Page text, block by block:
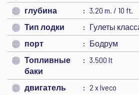
глубина
3,20 m. / 10 ft.
Тип лодки
Гулеты
порт
Бодрум
Топливные
баки
3.500 lt
двигатель
2 x Iveco